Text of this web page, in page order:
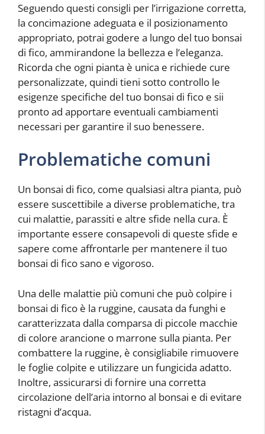
Seguendo questi consigli per l’irrigazione corretta,
la concimazione adeguata e il posizionamento
appropriato, potrai godere a lungo del tuo bonsai
di fico, ammirandone la bellezza e l’eleganza.
Ricorda che ogni pianta è unica e richiede cure
personalizzate, quindi tieni sotto controllo le
esigenze specifiche del tuo bonsai di fico e sii
pronto ad apportare eventuali cambiamenti
necessari per garantire il suo benessere.
Problematiche comuni
Un bonsai di fico, come qualsiasi altra pianta, può
essere suscettibile a diverse problematiche, tra
cui malattie, parassiti e altre sfide nella cura. È
importante essere consapevoli di queste sfide e
sapere come affrontarle per mantenere il tuo
bonsai di fico sano e vigoroso.
Una delle malattie più comuni che può colpire i
bonsai di fico è la ruggine, causata da funghi e
caratterizzata dalla comparsa di piccole macchie
di colore arancione o marrone sulla pianta. Per
combattere la ruggine, è consigliabile rimuovere
le foglie colpite e utilizzare un fungicida adatto.
Inoltre, assicurarsi di fornire una corretta
circolazione dell’aria intorno al bonsai e di evitare
ristagni d’acqua.